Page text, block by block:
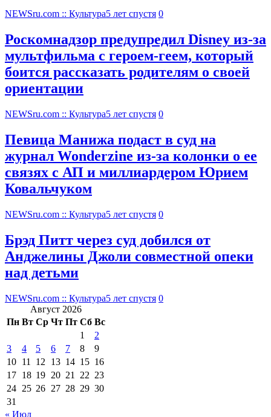
NEWSru.com :: Культура5 лет спустя 0
Роскомнадзор предупредил Disney из-за
мультфильма c героем-геем, который
боится рассказать родителям о своей
ориентации
NEWSru.com :: Культура5 лет спустя 0
Певица Манижа подаст в суд на
журнал Wonderzine из-за колонки о ее
связях с АП и миллиардером Юрием
Ковальчуком
NEWSru.com :: Культура5 лет спустя 0
Брэд Питт через суд добился от
Анджелины Джоли совместной опеки
над детьми
NEWSru.com :: Культура5 лет спустя 0
Август 2026
Пн Вт Ср Чт Пт Сб Вс
1
2
3
4 5 6 7 8
9
10 11 12 13 14 15 16
17 18 19 20 21 22 23
24 25 26 27 28 29 30
31
« Июл